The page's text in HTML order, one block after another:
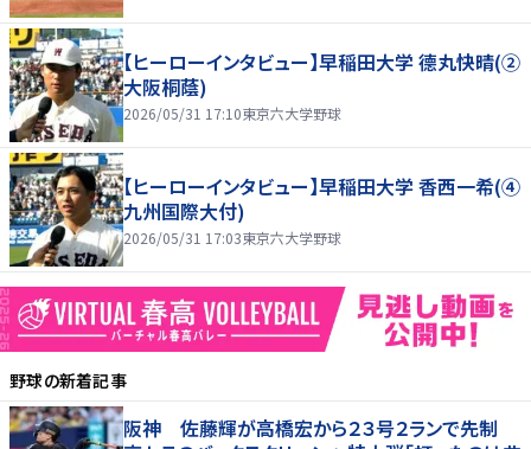
【ヒーローインタビュー】早稲田大学 德丸快晴(②
大阪桐蔭)
2026/05/31 17:10東京六大学野球
【ヒーローインタビュー】早稲田大学 香西一希(④
九州国際大付)
2026/05/31 17:03東京六大学野球
野球の新着記事
阪神 佐藤輝が高橋宏から２３号２ランで先制